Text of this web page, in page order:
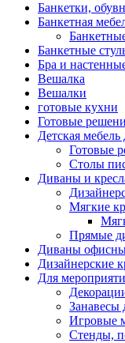
Банкетки,
Банкетная
Банкетные
Бра и
Вешалка
Вешалки
готовые кухни
Готовые
Детская мебель
Готовые
Столы
Диваны и
Мягкие
Прямые
Диваны
Дизайнерские
Для
Занавесы
Игровые
Стенды,